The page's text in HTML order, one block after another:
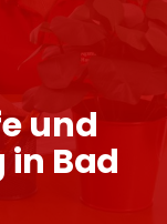
und
Bad